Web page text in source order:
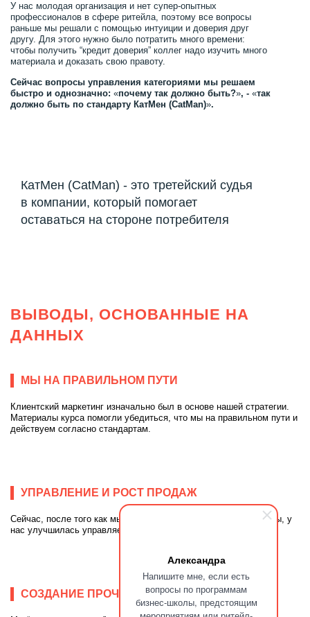
Александра
Напишите мне, если есть
вопросы по программам
бизнес-школы, предстоящим
У нас молодая организация и нет супер-опытных
профессионалов в сфере ритейла, поэтому все вопросы
раньше мы решали с помощью интуиции и доверия друг
другу. Для этого нужно было потратить много времени:
чтобы получить “кредит доверия” коллег надо изучить много
материала и доказать свою правоту.
Сейчас вопросы управления категориями мы решаем
быстро и однозначно: «почему так должно быть?», - «так
должно быть по стандарту КатМен (CatMan)».
КатМен (CatMan) - это третейский судья
в компании, который помогает
оставаться на стороне потребителя
ВЫВОДЫ, ОСНОВАННЫЕ НА
ДАННЫХ
МЫ НА ПРАВИЛЬНОМ ПУТИ
Клиентский маркетинг изначально был в основе нашей стратегии.
Материалы курса помогли убедиться, что мы на правильном пути и
действуем согласно стандартам.
УПРАВЛЕНИЕ И РОСТ ПРОДАЖ
Сейчас, после того как мы внедрили практические инструменты, у
нас улучшилась управляемость категорий и выросли продажи.
СОЗДАНИЕ ПРОЧНОГО ФУНДАМЕНТА